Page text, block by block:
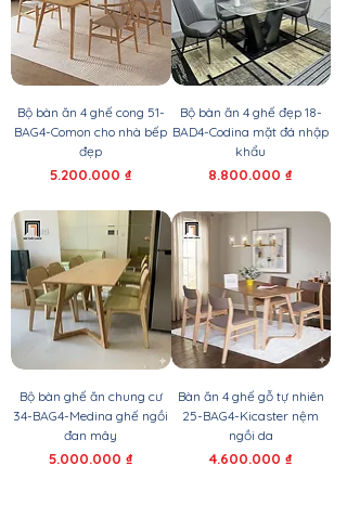
Bộ bàn ăn 4 ghế cong 51-
BAG4-Comon cho nhà bếp
đẹp
Giá
5.200.000 ₫
Bộ bàn ăn 4 ghế đẹp 18-
BAD4-Codina mặt đá nhập
khẩu
Giá
8.800.000 ₫
Bộ bàn ghế ăn chung cư
34-BAG4-Medina ghế ngồi
đan mây
Giá
5.000.000 ₫
Bàn ăn 4 ghế gỗ tự nhiên
25-BAG4-Kicaster nệm
ngồi da
Giá
4.600.000 ₫